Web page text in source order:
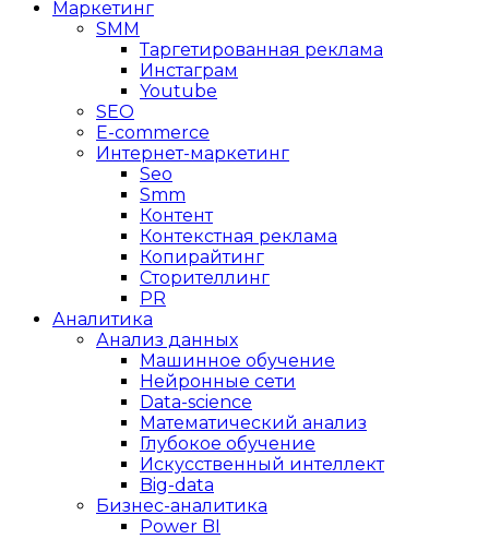
Маркетинг
SMM
Таргетированная реклама
Инстаграм
Youtube
SEO
E-сommerce
Интернет-маркетинг
Seo
Smm
Контент
Контекстная реклама
Копирайтинг
Сторителлинг
PR
Аналитика
Анализ данных
Машинное обучение
Нейронные сети
Data-science
Математический анализ
Глубокое обучение
Искусственный интеллект
Big-data
Бизнес-аналитика
Power BI